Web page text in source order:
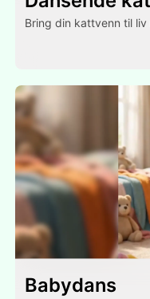
Bring din kattvenn til
Babydans